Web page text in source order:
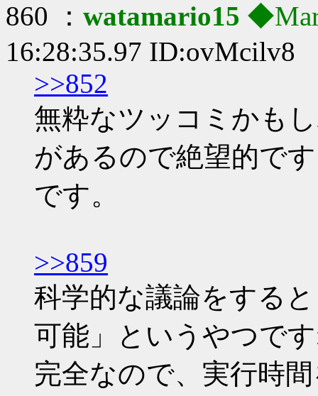
860 ： watamario15
16:28:35.97 ID:ovMcilv8
>>852
無粋なツッコミかも
があるので絶望的で
です。
>>859
科学的な議論をする
可能」というやつで
完全なので、実行時